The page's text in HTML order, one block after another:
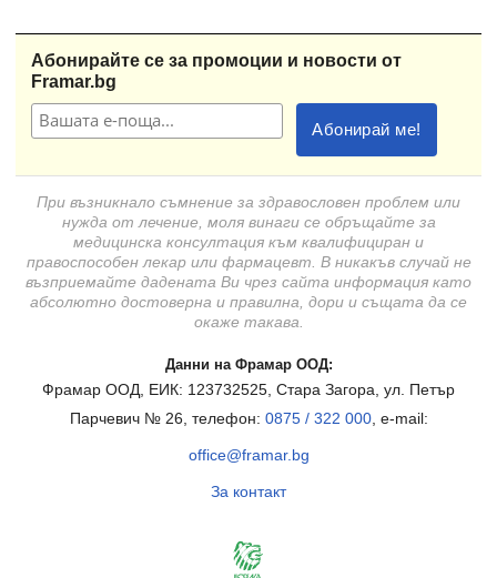
Абонирайте се за промоции и новости от
Framar.bg
При възникнало съмнение за здравословен проблем или
нужда от лечение, моля винаги се обръщайте за
медицинска консултация към квалифициран и
правоспособен лекар или фармацевт. В никакъв случай не
възприемайте дадената Ви чрез сайта информация като
абсолютно достоверна и правилна, дори и същата да се
окаже такава.
Данни на Фрамар ООД:
Фрамар ООД, ЕИК: 123732525, Стара Загора, ул. Петър
Парчевич № 26, телефон: 0875 / 322 000, e-mail:
office@framar.bg
За контакт